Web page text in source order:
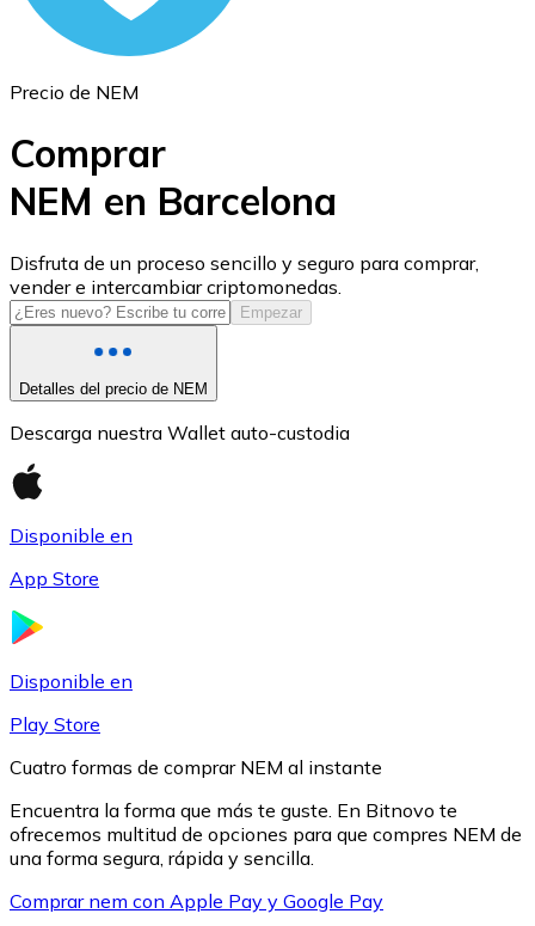
USD Coin
USDC
Precio de NEM
Comprar
NEM en Barcelona
Disfruta de un proceso sencillo y seguro para comprar,
vender e intercambiar criptomonedas.
Empezar
Detalles del precio de NEM
Descarga nuestra Wallet auto-custodia
Disponible en
App Store
Disponible en
Play Store
Cuatro formas de comprar NEM al instante
Encuentra la forma que más te guste. En Bitnovo te
ofrecemos multitud de opciones para que compres NEM de
una forma segura, rápida y sencilla.
Comprar nem con Apple Pay y Google Pay